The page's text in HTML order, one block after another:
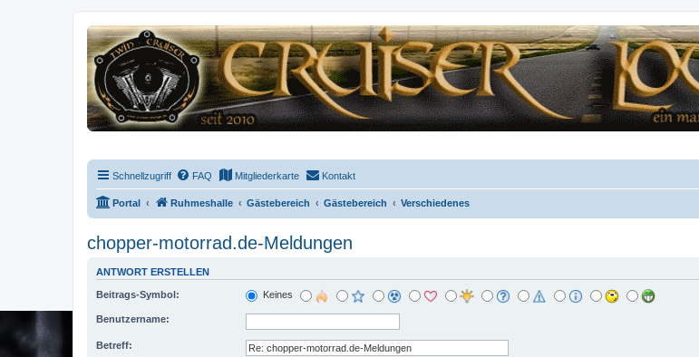
Schnellzugriff FAQ Mitgliederkarte Kontakt
Portal Ruhmeshalle Gästebereich Gästebereich Verschiedenes
chopper-motorrad.de-Meldungen
ANTWORT ERSTELLEN
Beitrags-Symbol: Keines
Benutzername:
Betreff: